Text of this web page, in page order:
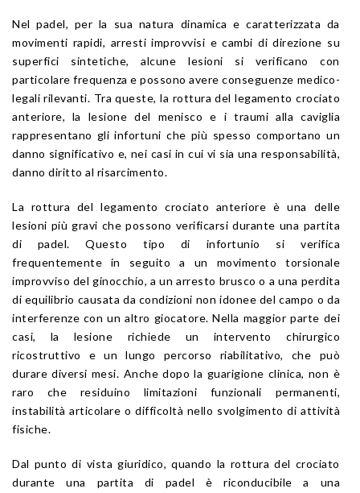
Nel padel, per la sua natura dinamica e caratterizzata da
movimenti rapidi, arresti improvvisi e cambi di direzione su
superfici sintetiche, alcune lesioni si verificano con
particolare frequenza e possono avere conseguenze medico-
legali rilevanti. Tra queste, la rottura del legamento crociato
anteriore, la lesione del menisco e i traumi alla caviglia
rappresentano gli infortuni che più spesso comportano un
danno significativo e, nei casi in cui vi sia una responsabilità,
danno diritto al risarcimento.
La rottura del legamento crociato anteriore è una delle
lesioni più gravi che possono verificarsi durante una partita
di padel. Questo tipo di infortunio si verifica
frequentemente in seguito a un movimento torsionale
improvviso del ginocchio, a un arresto brusco o a una perdita
di equilibrio causata da condizioni non idonee del campo o da
interferenze con un altro giocatore. Nella maggior parte dei
casi, la lesione richiede un intervento chirurgico
ricostruttivo e un lungo percorso riabilitativo, che può
durare diversi mesi. Anche dopo la guarigione clinica, non è
raro che residuino limitazioni funzionali permanenti,
instabilità articolare o difficoltà nello svolgimento di attività
fisiche.
Dal punto di vista giuridico, quando la rottura del crociato
durante una partita di padel è riconducibile a una